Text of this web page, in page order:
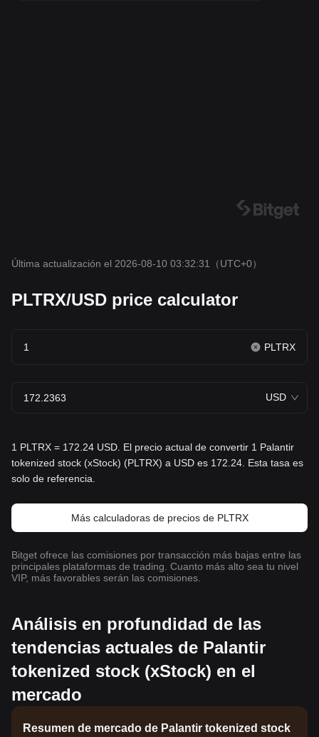
Última actualización el 2026-08-10 03:32:31 （UTC+0）
PLTRX/USD price calculator
PLTRX
USD
1 PLTRX = 172.24 USD. El precio actual de convertir 1 Palantir
tokenized stock (xStock) (PLTRX) a USD es 172.24. Esta tasa es
solo de referencia.
Más calculadoras de precios de PLTRX
Bitget ofrece las comisiones por transacción más bajas entre las
principales plataformas de trading. Cuanto más alto sea tu nivel
VIP, más favorables serán las comisiones.
Análisis en profundidad de las
tendencias actuales de Palantir
tokenized stock (xStock) en el
mercado
Resumen de mercado de Palantir tokenized stock